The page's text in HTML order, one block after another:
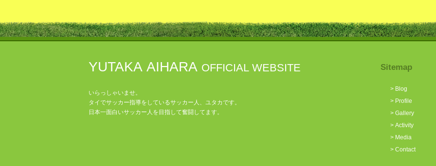
YUTAKA AIHARA OFFICIAL WEBSITE
いらっしゃいませ。
タイでサッカー指導をしているサッカー人、ユタカです。
日本一面白いサッカー人を目指して奮闘してます。
Sitemap
> Blog
> Profile
> Gallery
> Activity
> Media
> Contact